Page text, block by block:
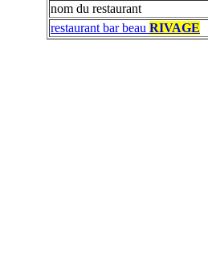
nom du restaurant
restaurant bar beau RIVAGE